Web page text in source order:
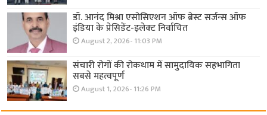
डॉ. आनंद मिश्रा एसोसिएशन ऑफ ब्रेस्ट सर्जन्स ऑफ
इंडिया के प्रेसिडेंट-इलेक्ट निर्वाचित
August 2, 2026- 11:03 PM
संचारी रोगों की रोकथाम में सामुदायिक सहभागिता
सबसे महत्वपूर्ण
August 1, 2026- 11:26 PM